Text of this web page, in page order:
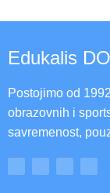
Edukalis
Postojimo od
obrazovnih i
savremenost,